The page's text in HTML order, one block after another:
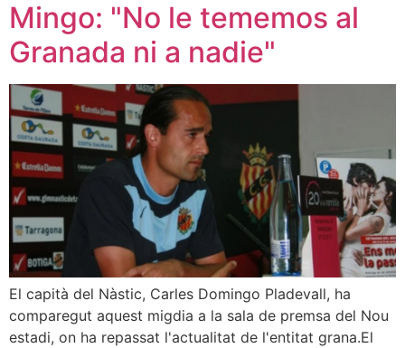
Mingo: "No le tememos al
Granada ni a nadie"
El capità del Nàstic, Carles Domingo Pladevall, ha
comparegut aquest migdia a la sala de premsa del Nou
estadi, on ha repassat l'actualitat de l'entitat grana.El